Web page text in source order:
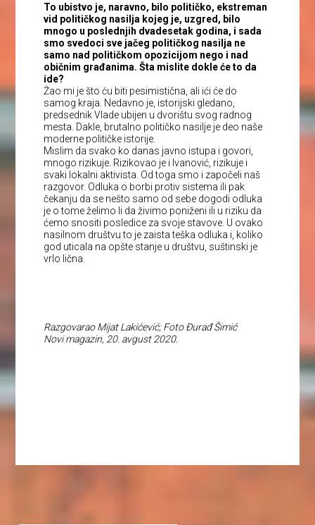
To ubistvo je, naravno, bilo političko, ekstreman
vid političkog nasilja kojeg je, uzgred, bilo
mnogo u poslednjih dvadesetak godina, i sada
smo svedoci sve jačeg političkog nasilja ne
samo nad političkom opozicijom nego i nad
običnim građanima. Šta mislite dokle će to da
ide?
Žao mi je što ću biti pesimistična, ali ići će do
samog kraja. Nedavno je, istorijski gledano,
predsednik Vlade ubijen u dvorištu svog radnog
mesta. Dakle, brutalno političko nasilje je deo naše
moderne političke istorije.
Mislim da svako ko danas javno istupa i govori,
mnogo rizikuje. Rizikovao je i Ivanović, rizikuje i
svaki lokalni aktivista. Od toga smo i započeli naš
razgovor. Odluka o borbi protiv sistema ili pak
čekanju da se nešto samo od sebe dogodi odluka
je o tome želimo li da živimo poniženi ili u riziku da
ćemo snositi posledice za svoje stavove. U ovako
nasilnom društvu to je zaista teška odluka i, koliko
god uticala na opšte stanje u društvu, suštinski je
vrlo lična.
Razgovarao Mijat Lakićević; Foto Đurađ Šimić
Novi magazin, 20. avgust 2020.